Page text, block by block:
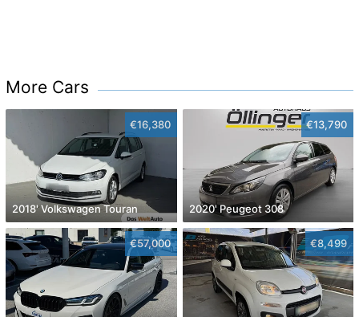
More Cars
€16,380
2018' Volkswagen Touran
€13,790
2020' Peugeot 308
€57,000 €8,499